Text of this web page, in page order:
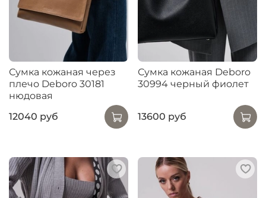
Сумка кожаная через
плечо Deboro 30181
нюдовая
12040 руб
Сумка кожаная Deboro
30994 черный фиолет
13600 руб